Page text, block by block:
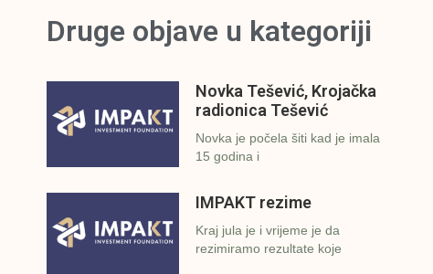
Druge objave u kategoriji
Novka Tešević, Krojačka
radionica Tešević
Novka je počela šiti kad je imala
15 godina i
IMPAKT rezime
Kraj jula je i vrijeme je da
rezimiramo rezultate koje